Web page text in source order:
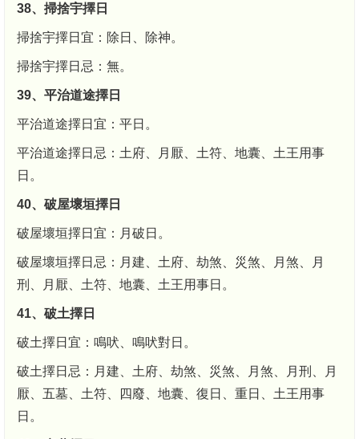
38、掃捨宇擇日
掃捨宇擇日宜：除日、除神。
掃捨宇擇日忌：無。
39、平治道途擇日
平治道途擇日宜：平日。
平治道途擇日忌：土府、月厭、土符、地囊、土王用事
日。
40、破屋壞垣擇日
破屋壞垣擇日宜：月破日。
破屋壞垣擇日忌：月建、土府、劫煞、災煞、月煞、月
刑、月厭、土符、地囊、土王用事日。
41、破土擇日
破土擇日宜：鳴吠、鳴吠對日。
破土擇日忌：月建、土府、劫煞、災煞、月煞、月刑、月
厭、五墓、土符、四廢、地囊、復日、重日、土王用事
日。